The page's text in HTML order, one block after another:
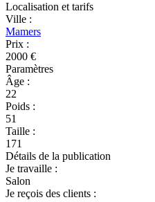
Localisation et tarifs
Ville :
Mamers
Prix :
2000 €
Paramètres
Âge :
22
Poids :
51
Taille :
171
Détails de la publication
Je travaille :
Salon
Je reçois des clients :